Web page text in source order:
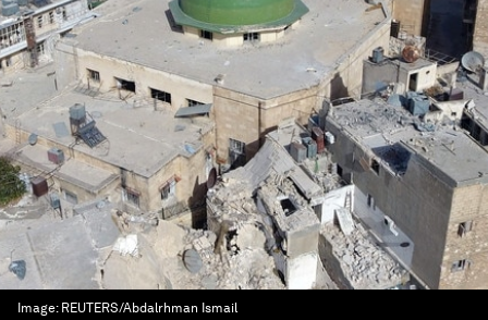
Image: REUTERS/Abdalrhman Ismail